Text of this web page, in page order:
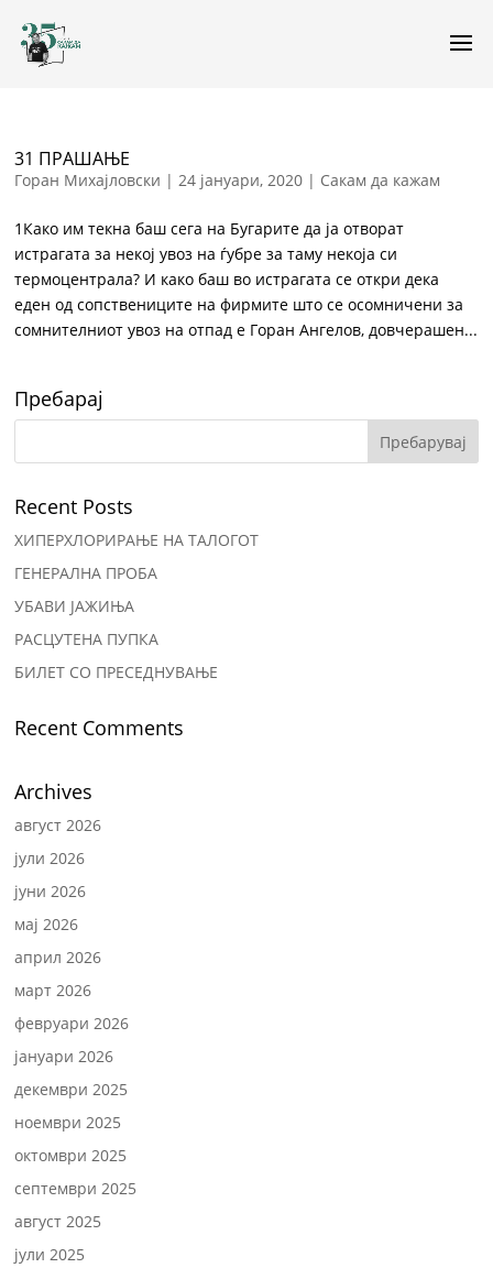
31 ПРАШАЊЕ
Горан Михајловски |24 јануари, 2020 | Сакам да кажам
1Како им текна баш сега на Бугарите да ја отворат
истрагата за некој увоз на ѓубре за таму некоја си
термоцентрала? И како баш во истрагата се откри дека
еден од сопствениците на фирмите што се осомничени за
сомнителниот увоз на отпад е Горан Ангелов, довчерашен...
Пребарај
Recent Posts
ХИПЕРХЛОРИРАЊЕ НА ТАЛОГОТ
ГЕНЕРАЛНА ПРОБА
УБАВИ ЈАЖИЊА
РАСЦУТЕНА ПУПКА
БИЛЕТ СО ПРЕСЕДНУВАЊЕ
Recent Comments
Archives
август 2026
јули 2026
јуни 2026
мај 2026
април 2026
март 2026
февруари 2026
јануари 2026
декември 2025
ноември 2025
октомври 2025
септември 2025
август 2025
јули 2025